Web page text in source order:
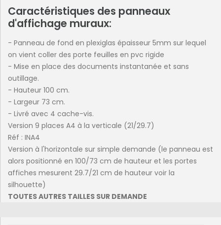
Caractéristiques des panneaux
d'affichage muraux:
- Panneau de fond en plexiglas épaisseur 5mm sur lequel
on vient coller des porte feuilles en pvc rigide
- Mise en place des documents instantanée et sans
outillage.
- Hauteur 100 cm.
- Largeur 73 cm.
- Livré avec 4 cache-vis.
Version 9 places A4 à la verticale (21/29.7)
Réf : INA4
Version à l'horizontale sur simple demande (le panneau est
alors positionné en 100/73 cm de hauteur et les portes
affiches mesurent 29.7/21 cm de hauteur voir la
silhouette)
TOUTES AUTRES TAILLES SUR DEMANDE